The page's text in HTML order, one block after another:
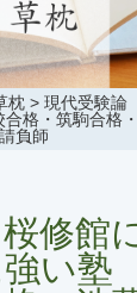
枕> 現代受験論
格・筑駒合格
請負師
修館
強い